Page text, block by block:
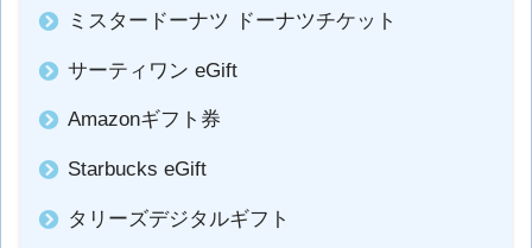
ミスタードーナツ ドーナツチケット
サーティワン eGift
Amazonギフト券
Starbucks eGift
タリーズデジタルギフト